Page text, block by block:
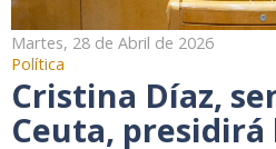
Martes, 28 de Abril de 2026
Política
Cristina Díaz,
Ceuta, presidirá